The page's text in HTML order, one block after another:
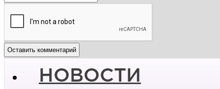
НОВОСТИ